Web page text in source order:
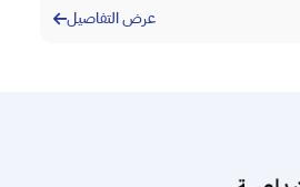
عرض التفاصيل